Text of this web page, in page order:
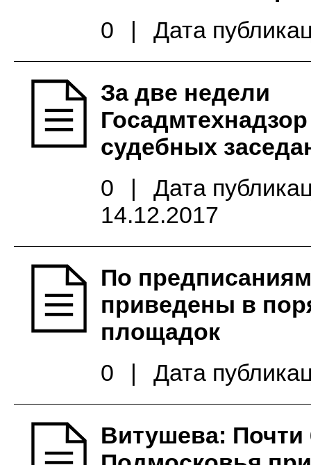
0
| Дата
За две недели
судебных
0
|
Дата
14.12.2017
По
приведены в
площадок
0
| Дата
Витушева: